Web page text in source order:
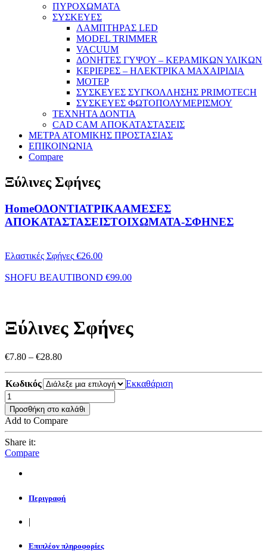
ΠΥΡΟΧΩΜΑΤΑ
ΣΥΣΚΕΥΕΣ
ΛΑΜΠΤΗΡΑΣ LED
MODEL TRIMMER
VACUUM
ΔΟΝΗΤΕΣ ΓΥΨΟΥ – ΚΕΡΑΜΙΚΩΝ ΥΛΙΚΩΝ
ΚΕΡΙΕΡΕΣ – ΗΛΕΚΤΡΙΚΑ ΜΑΧΑΙΡΙΔΙΑ
ΜΟΤΕΡ
ΣΥΣΚΕΥΕΣ ΣΥΓΚΟΛΛΗΣΗΣ PRIMOTECH
ΣΥΣΚΕΥΕΣ ΦΩΤΟΠΟΛΥΜΕΡΙΣΜΟΥ
ΤΕΧΝΗΤΑ ΔΟΝΤΙΑ
CAD CAM ΑΠΟΚΑΤΑΣΤΑΣΕΙΣ
ΜΕΤΡΑ ΑΤΟΜΙΚΗΣ ΠΡΟΣΤΑΣΙΑΣ
ΕΠΙΚΟΙΝΩΝΙΑ
Compare
Ξύλινες Σφήνες
HomeΟΔΟΝΤΙΑΤΡΙΚΑΑΜΕΣΕΣ
ΑΠΟΚΑΤΑΣΤΑΣΕΙΣΤΟΙΧΩΜΑΤΑ-ΣΦΗΝΕΣ
Ελαστικές Σφήνες €26.00
SHOFU BEAUTIBOND €99.00
Ξύλινες Σφήνες
€7.80 – €28.80Price
€7.80
through
Κωδικός Εκκαθάριση
Προσθήκη στο καλάθι
Add to Compare
Share it:
Compare
Περιγραφή
|
Επιπλέον πληροφορίες